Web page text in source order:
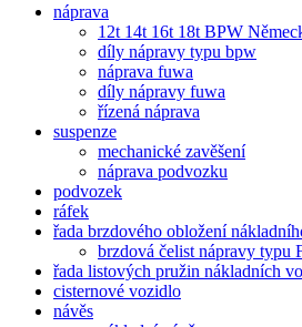
náprava
12t 14t 16t 18t BPW
díly nápravy typu bpw
náprava fuwa
díly nápravy fuwa
řízená náprava
suspenze
mechanické zavěšení
náprava podvozku
podvozek
ráfek
řada brzdového obložení
brzdová čelist nápravy typu
řada listových pružin nákladních
cisternové vozidlo
návěs